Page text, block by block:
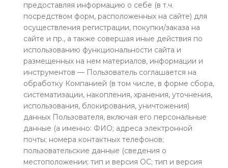
предоставляя информацию о себе (в т.ч.
посредством форм, расположенных на сайте) для
осуществления регистрации, покупки/заказа на
сайте и пр., а также совершая иные действия по
использованию функциональности сайта и
размещенных на нем материалов, информации и
инструментов — Пользователь соглашается на
обработку Компанией (в том числе, в форме сбора,
систематизации, накопления, хранения, уточнения,
использования, блокирования, уничтожения)
данных Пользователя, включая его персональные
данные (а именно: ФИО; адреса электронной
почты; номера контактных телефонов;
пользовательские данные (сведения о
местоположении; тип и версия ОС; тип и версия